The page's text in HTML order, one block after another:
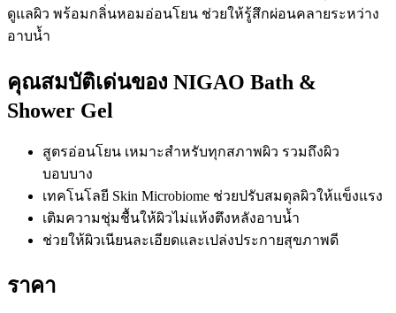
ดูแลผิว พร้อมกลิ่นหอมอ่อนโยน ช่วยให้รู้สึกผ่อนคลายระหว่าง
อาบน้ำ
คุณสมบัติเด่นของ NIGAO Bath &
Shower Gel
สูตรอ่อนโยน เหมาะสำหรับทุกสภาพผิว รวมถึงผิว
บอบบาง
เทคโนโลยี Skin Microbiome ช่วยปรับสมดุลผิวให้แข็งแรง
เติมความชุ่มชื้นให้ผิวไม่แห้งตึงหลังอาบน้ำ
ช่วยให้ผิวเนียนละเอียดและเปล่งประกายสุขภาพดี
ราคา